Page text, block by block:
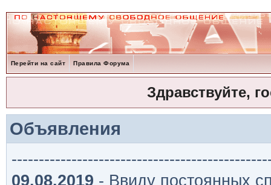
Перейти на сайт Правила Форума
Здравствуйте,
Объявления
09.08.2019 - Ввиду постоянных